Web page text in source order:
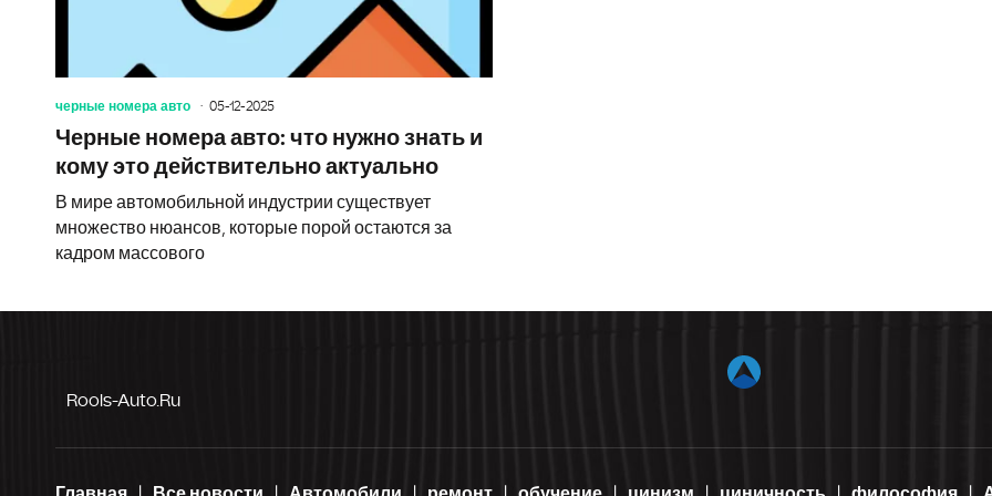
черные номера авто 05-12-2025
Черные номера авто: что нужно знать и
кому это действительно актуально
В мире автомобильной индустрии существует
множество нюансов, которые порой остаются за
кадром массового
Rools-Auto.ru